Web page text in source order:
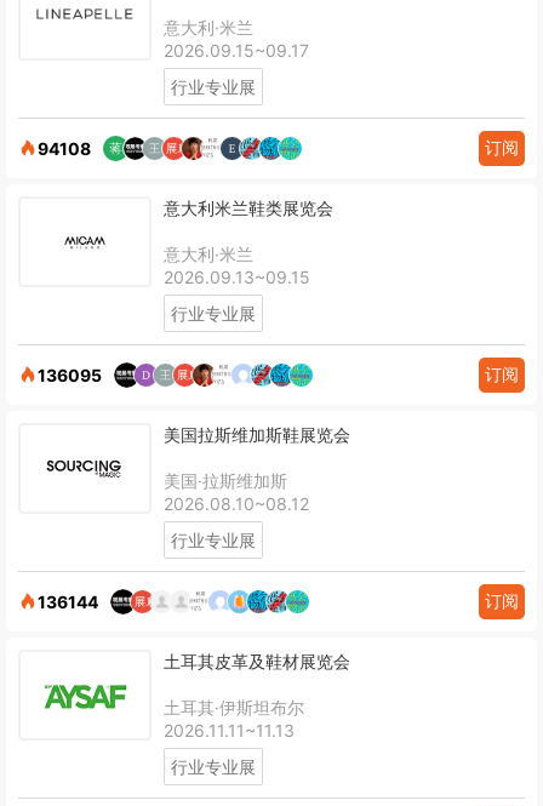
意大利·米兰
2026.09.15~09.17
行业专业展
94108 订阅
意大利米兰鞋类展览会
意大利·米兰
2026.09.13~09.15
行业专业展
136095 订阅
美国拉斯维加斯鞋展览会
美国·拉斯维加斯
2026.08.10~08.12
行业专业展
136144 订阅
土耳其皮革及鞋材展览会
土耳其·伊斯坦布尔
2026.11.11~11.13
行业专业展